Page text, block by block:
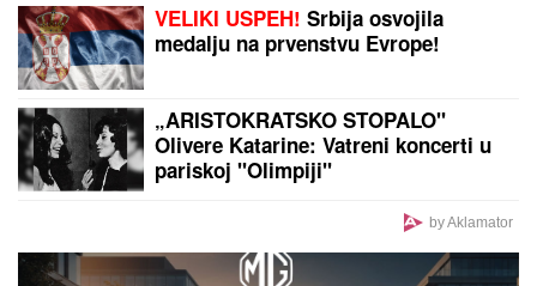
Novi snimci iz Deliblatske peščare! Zatvoren deo
puta Kovin - Bela Crkva, grade se odbrambene
linije! (VIDEO)
RAZBIJENA ŠOFERKA, STAKLO I
ISEČENA RUKAAsmin i Maja se